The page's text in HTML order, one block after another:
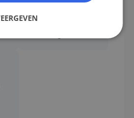
integratie-